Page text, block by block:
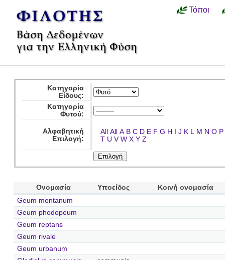
Τόποι
Κατηγορία
Είδους:
Κατηγορία
Φυτού:
Αλφαβητική
Επιλογή:
All All A B C D E F G H I J K L M N O P
T U V W X Y Z
Ονομασία Υποείδος
Κοινή ονομασία
Geum montanum
Geum phodopeum
Geum reptans
Geum rivale
Geum urbanum